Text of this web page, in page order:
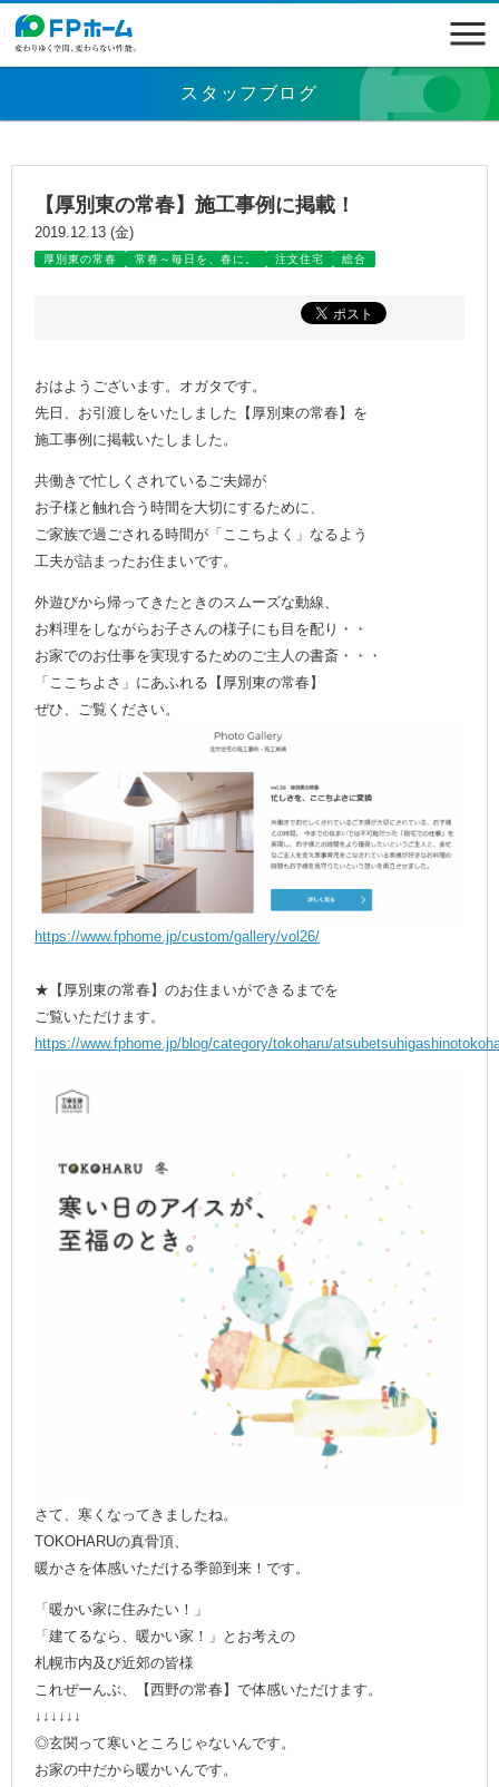
スタッフブログ
【厚別東の常春】施工事例に掲載！
2019.12.13 (金)
厚別東の常春 常春～毎日を、春に。 注文住宅 総合
おはようございます。オガタです。
先日、お引渡しをいたしました【厚別東の常春】を
施工事例に掲載いたしました。
共働きで忙しくされているご夫婦が
お子様と触れ合う時間を大切にするために、
ご家族で過ごされる時間が「ここちよく」なるよう
工夫が詰まったお住まいです。
外遊びから帰ってきたときのスムーズな動線、
お料理をしながらお子さんの様子にも目を配り・・
お家でのお仕事を実現するためのご主人の書斎・・・
「ここちよさ」にあふれる【厚別東の常春】
ぜひ、ご覧ください。
https://www.fphome.jp/custom/gallery/vol26/
★【厚別東の常春】のお住まいができるまでを
ご覧いただけます。
https://www.fphome.jp/blog/category/tokoharu/
さて、寒くなってきましたね。
TOKOHARUの真骨頂、
暖かさを体感いただける季節到来！です。
「暖かい家に住みたい！」
「建てるなら、暖かい家！」とお考えの
札幌市内及び近郊の皆様
これぜーんぶ、【西野の常春】で体感いただけます。
↓↓↓↓↓↓
◎玄関って寒いところじゃないんです。
お家の中だから暖かいんです。